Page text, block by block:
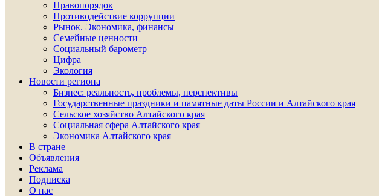
Правопорядок
Противодействие коррупции
Рынок. Экономика, финансы
Семейные ценности
Социальный барометр
Цифра
Экология
Новости региона
Бизнес: реальность, проблемы, перспективы
Государственные праздники и памятные даты России и Алтайского края
Сельское хозяйство Алтайского края
Социальная сфера Алтайского края
Экономика Алтайского края
В стране
Объявления
Реклама
Подписка
О нас